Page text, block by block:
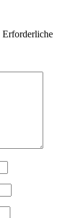
Erforderliche